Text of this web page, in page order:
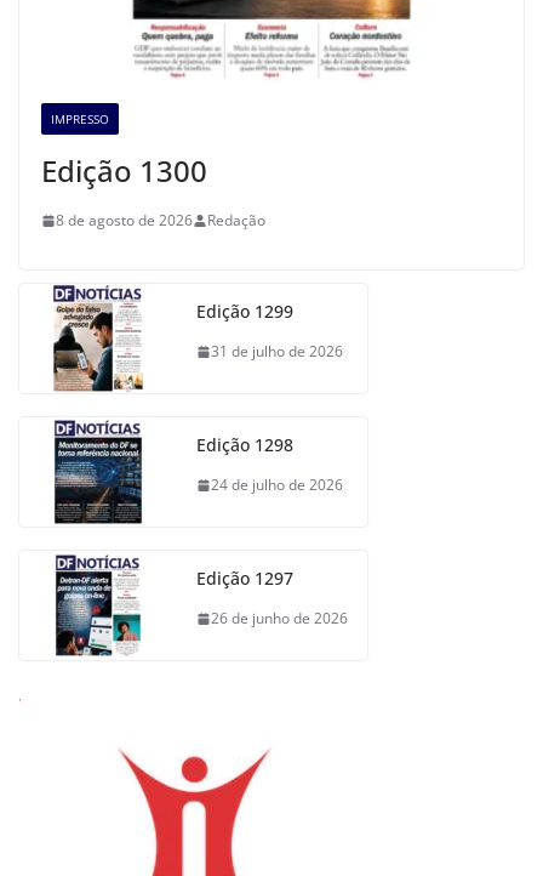
IMPRESSO
Edição 1300
8 de agosto de 2026 Redação
Edição 1299
31 de julho de 2026
Edição 1298
24 de julho de 2026
Edição 1297
26 de junho de 2026